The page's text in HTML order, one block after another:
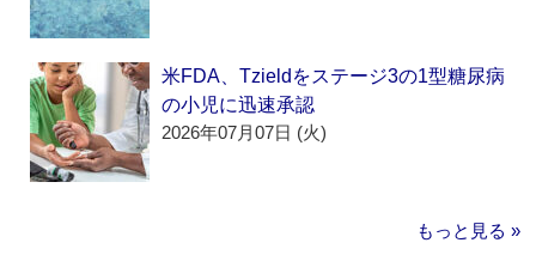
米FDA、Tzieldをステージ3の1型糖尿病
の小児に迅速承認
2026年07月07日 (火)
もっと見る »